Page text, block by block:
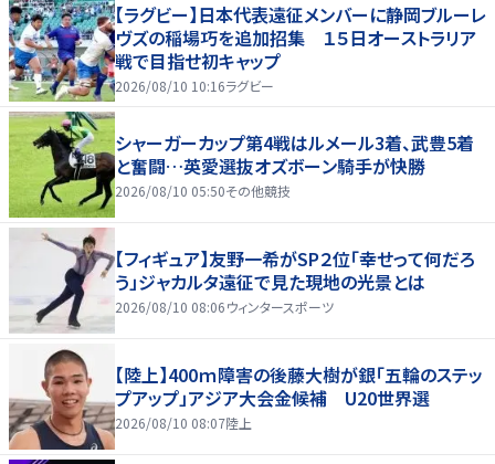
【ラグビー】日本代表遠征メンバーに静岡ブルーレ
ヴズの稲場巧を追加招集 １５日オーストラリア
戦で目指せ初キャップ
2026/08/10 10:16ラグビー
シャーガーカップ第4戦はルメール3着、武豊5着
と奮闘…英愛選抜オズボーン騎手が快勝
2026/08/10 05:50その他競技
【フィギュア】友野一希がSP２位「幸せって何だろ
う」ジャカルタ遠征で見た現地の光景とは
2026/08/10 08:06ウィンタースポーツ
【陸上】400ｍ障害の後藤大樹が銀「五輪のステッ
プアップ」アジア大会金候補 U20世界選
2026/08/10 08:07陸上